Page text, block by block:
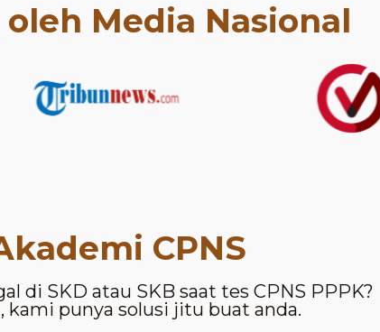
Media Nasional
CPNS
di SKD atau SKB saat tes CPNS PPPK?
kami punya solusi jitu buat anda.